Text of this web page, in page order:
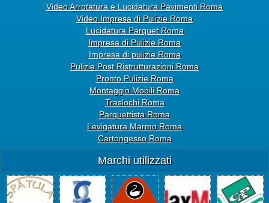
Video Arrotatura e Lucidatura Pavimenti Roma
Video Impresa di Pulizie Roma
Lucidatura Parquet Roma
Impresa di Pulizie Roma
Impresa di pulizie Roma
Pulizie Post Ristrutturazioni Roma
Pronto Pulizie Roma
Montaggio Mobili Roma
Traslochi Roma
Parquettista Roma
Levigatura Marmo Roma
Cartongesso Roma
Marchi utilizzati